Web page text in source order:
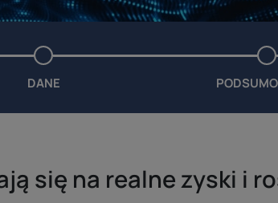
DANE
się na realne zyski i